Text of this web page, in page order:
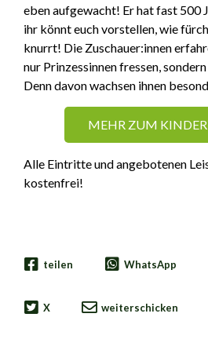
eben aufgewacht! Er hat fast 500
ihr könnt euch vorstellen, wie
knurrt! Die Zuschauer:innen
nur Prinzessinnen fressen,
Denn davon wachsen ihnen
MEHR ZUM
Alle Eintritte und angebotenen
kostenfrei!
teilen WhatsApp
X weiterschicken